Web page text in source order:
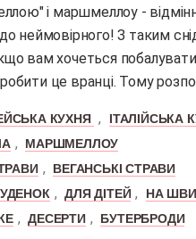
неймовірного! З таким
вам хочеться
це вранці. Тому
КУХНЯ ,
ІТАЛІЙСЬКА
,
МАРШМЕЛЛОУ
,
ВЕГАНСЬКІ СТРАВИ
, ДЛЯ ДІТЕЙ , НА
, ДЕСЕРТИ , БУТЕРБРОДИ